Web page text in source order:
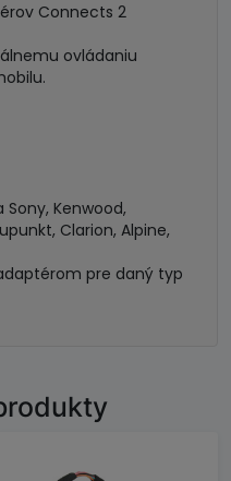
Connects 2
ovládaniu
Kenwood,
Clarion, Alpine,
pre daný typ